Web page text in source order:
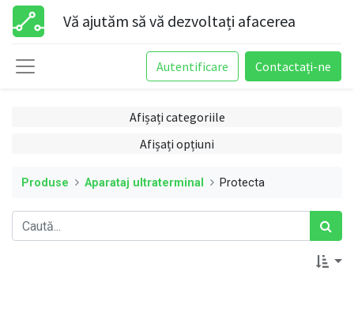
Vă ajutăm să vă dezvoltați afacerea
Autentificare Contactați-ne
Afișați categoriile
Afișați opțiuni
Produse Aparataj ultraterminal Protecta